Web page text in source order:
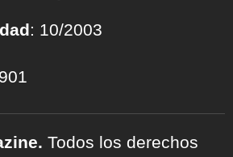
: 10/2003
Todos los derechos